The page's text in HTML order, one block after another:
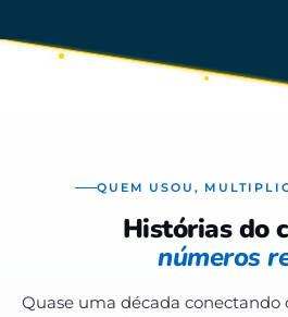
QUEM USOU,
Histórias do
números
Quase uma década